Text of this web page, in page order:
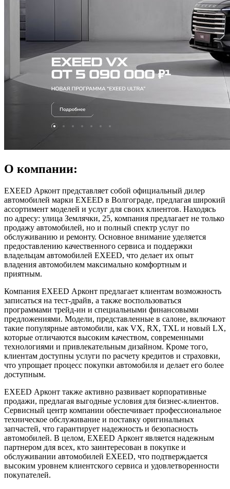
О компании:
EXEED Арконт представляет собой официальный дилер
автомобилей марки EXEED в Волгограде, предлагая широкий
ассортимент моделей и услуг для своих клиентов. Находясь
по адресу: улица Землячки, 25, компания предлагает не только
продажу автомобилей, но и полный спектр услуг по
обслуживанию и ремонту. Основное внимание уделяется
предоставлению качественного сервиса и поддержки
владельцам автомобилей EXEED, что делает их опыт
владения автомобилем максимально комфортным и
приятным.
Компания EXEED Арконт предлагает клиентам возможность
записаться на тест-драйв, а также воспользоваться
программами трейд-ин и специальными финансовыми
предложениями. Модели, представленные в салоне, включают
такие популярные автомобили, как VX, RX, TXL и новый LX,
которые отличаются высоким качеством, современными
технологиями и привлекательным дизайном. Кроме того,
клиентам доступны услуги по расчету кредитов и страховки,
что упрощает процесс покупки автомобиля и делает его более
доступным.
EXEED Арконт также активно развивает корпоративные
продажи, предлагая выгодные условия для бизнес-клиентов.
Сервисный центр компании обеспечивает профессиональное
техническое обслуживание и поставку оригинальных
запчастей, что гарантирует надежность и безопасность
автомобилей. В целом, EXEED Арконт является надежным
партнером для всех, кто заинтересован в покупке и
обслуживании автомобилей EXEED, что подтверждается
высоким уровнем клиентского сервиса и удовлетворенности
покупателей.